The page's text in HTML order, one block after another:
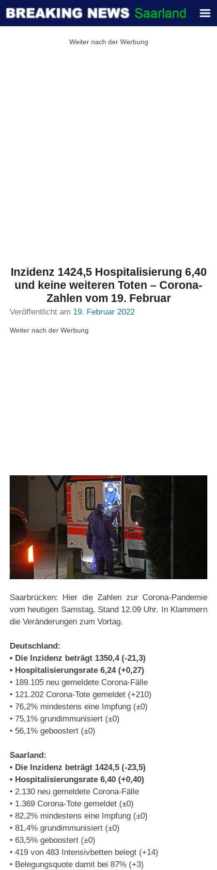
Weiter nach der Werbung
Inzidenz 1424,5 Hospitalisierung 6,40
und keine weiteren Toten – Corona-
Zahlen vom 19. Februar
Veröffentlicht am 19. Februar 2022
Weiter nach der Werbung
Saarbrücken: Hier die Zahlen zur Corona-Pandemie
vom heutigen Samstag, Stand 12.09 Uhr. In Klammern
die Veränderungen zum Vortag.
Deutschland:
• Die Inzidenz beträgt 1350,4 (-21,3)
• Hospitalisierungsrate 6,24 (+0,27)
• 189.105 neu gemeldete Corona-Fälle
• 121.202 Corona-Tote gemeldet (+210)
• 76,2% mindestens eine Impfung (±0)
• 75,1% grundimmunisiert (±0)
• 56,1% geboostert (±0)
Saarland:
• Die Inzidenz beträgt 1424,5 (-23,5)
• Hospitalisierungsrate 6,40 (+0,40)
• 2.130 neu gemeldete Corona-Fälle
• 1.369 Corona-Tote gemeldet (±0)
• 82,2% mindestens eine Impfung (±0)
• 81,4% grundimmunisiert (±0)
• 63,5% geboostert (±0)
• 419 von 483 Intensivbetten belegt (+14)
• Belegungsquote damit bei 87% (+3)